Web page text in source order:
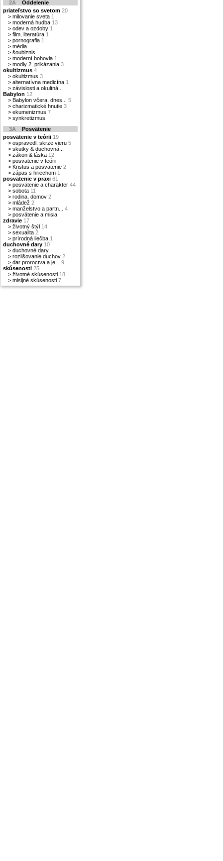
2A Oddelenie
priateľstvo so svetom 20
> milovanie sveta 1
> moderná hudba 13
> odev a ozdoby 1
> film, literatúra 1
> pornografia 1
> média
> šoubiznis
> moderní bohovia 1
> modly 2. prikázania 3
okultizmus 4
> okultizmus 3
> alternatívna medicína 1
> závislosti a okultná...
Babylon 12
> Babylon včera, dnes...
5
> charizmatické hnutie 3
> ekumenizmus 7
> synkretizmus
3A Posvätenie
posvätenie v teórii 19
> ospravedl. skrze vieru 5
> skutky & duchovná...
> zákon & láska 12
> posvätenie v teórii
> Kristus a posvätenie 2
> zápas s hriechom 1
posvätenie v praxi 61
> posvätenie a charakter 44
> sobota 11
> rodina, domov 2
> mládež 2
> manželstvo a partn...
4
> posvätenie a misia
zdravie 17
> životný štýl 14
> sexualita 2
> prírodná liečba 1
duchovné dary 10
> duchovné dary
> rozlišovanie duchov 2
> dar proroctva a je...
9
skúsenosti 25
> životné skúsenosti 18
> misijné skúsenosti 7